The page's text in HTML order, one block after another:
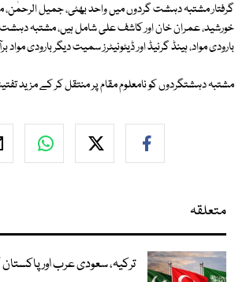
گرفتار مشتبہ دہشت گردوں میں واحد بھٹی، جمیل الرحمٰن،
خورشید، عمران خان اور کاشف علی شامل ہیں، مشتبہ
بارودی مواد، ہینڈ گرنیڈ اور ڈیٹونیٹرز سمیت دیگر بارودی مواد
مشتبہ دہشتگردوں کو نامعلوم مقام پر منتقل کر کے مزید
متعلقہ
ترکیہ، سعودی عرب اور